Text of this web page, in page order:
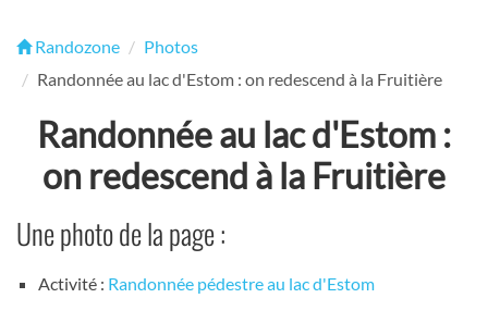
Randozone
Photos
Randonnée au lac d'Estom : on redescend à la Fruitière
Randonnée au lac d'Estom :
on redescend à la Fruitière
Une photo de la page :
Activité : Randonnée pédestre au lac d'Estom